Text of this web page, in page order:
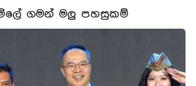
ගමන් මලු පහසුකම්